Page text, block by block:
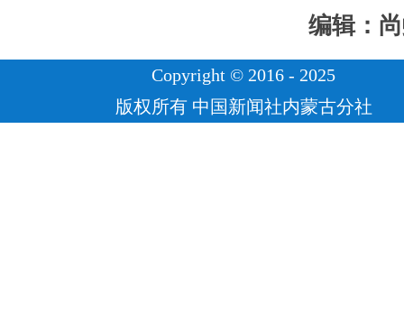
编辑：
Copyright © 2016 - 2025
版权所有 中国新闻社内蒙古分社